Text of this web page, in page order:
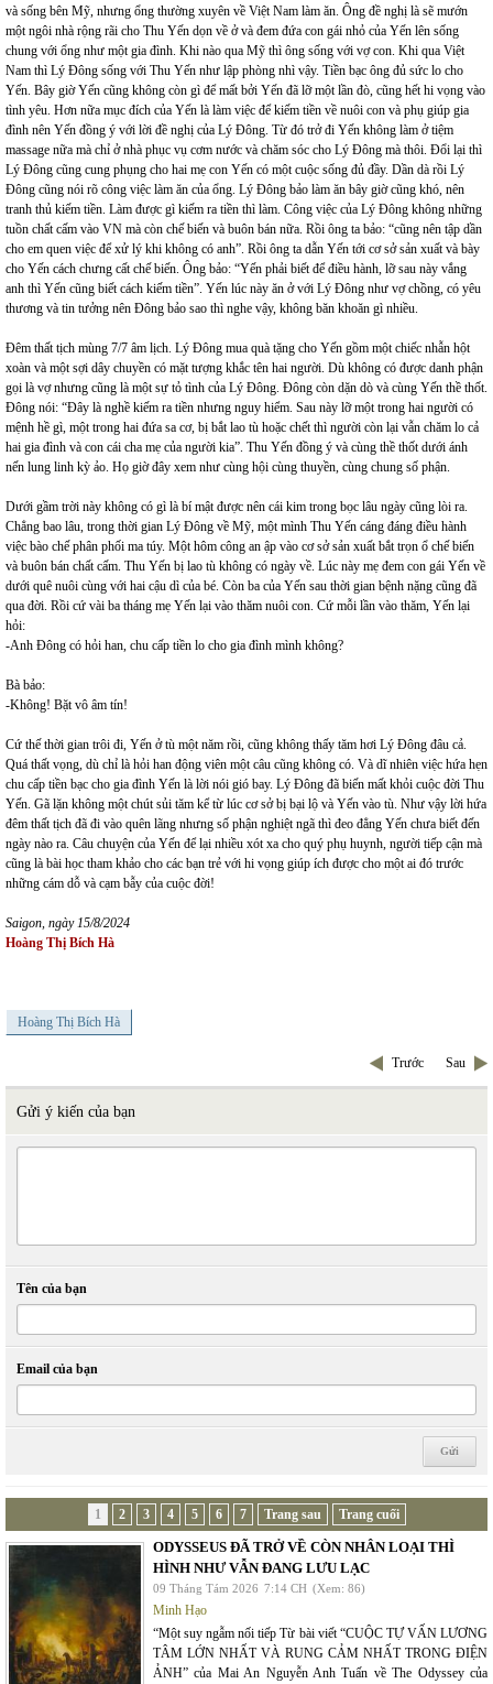
và sống bên Mỹ, nhưng ổng thường xuyên về Việt Nam làm ăn. Ông đề nghị là sẽ mướn
một ngôi nhà rộng rãi cho Thu Yến dọn về ở và đem đứa con gái nhỏ của Yến lên sống
chung với ổng như một gia đình. Khi nào qua Mỹ thì ông sống với vợ con. Khi qua Việt
Nam thì Lý Đông sống với Thu Yến như lập phòng nhì vậy. Tiền bạc ông đủ sức lo cho
Yến. Bây giờ Yến cũng không còn gì để mất bởi Yến đã lỡ một lần đò, cũng hết hi vọng vào
tình yêu. Hơn nữa mục đích của Yến là làm việc để kiếm tiền về nuôi con và phụ giúp gia
đình nên Yến đồng ý với lời đề nghị của Lý Đông. Từ đó trở đi Yến không làm ở tiệm
massage nữa mà chỉ ở nhà phục vụ cơm nước và chăm sóc cho Lý Đông mà thôi. Đổi lại thì
Lý Đông cũng cung phụng cho hai mẹ con Yến có một cuộc sống đủ đầy. Dần dà rồi Lý
Đông cũng nói rõ công việc làm ăn của ổng. Lý Đông bảo làm ăn bây giờ cũng khó, nên
tranh thủ kiếm tiền. Làm được gì kiếm ra tiền thì làm. Công việc của Lý Đông không những
tuồn chất cấm vào VN mà còn chế biến và buôn bán nữa. Rồi ông ta bảo: “cũng nên tập dần
cho em quen việc để xử lý khi không có anh”. Rồi ông ta dẫn Yến tới cơ sở sản xuất và bày
cho Yến cách chưng cất chế biến. Ông bảo: “Yến phải biết để điều hành, lỡ sau này vắng
anh thì Yến cũng biết cách kiếm tiền”. Yến lúc này ăn ở với Lý Đông như vợ chồng, có yêu
thương và tin tưởng nên Đông bảo sao thì nghe vậy, không băn khoăn gì nhiều.
Đêm thất tịch mùng 7/7 âm lịch. Lý Đông mua quà tặng cho Yến gồm một chiếc nhẫn hột
xoàn và một sợi dây chuyền có mặt tượng khắc tên hai người. Dù không có được danh phận
gọi là vợ nhưng cũng là một sự tỏ tình của Lý Đông. Đông còn dặn dò và cùng Yến thề thốt.
Đông nói: “Đây là nghề kiếm ra tiền nhưng nguy hiểm. Sau này lỡ một trong hai người có
mệnh hề gì, một trong hai đứa sa cơ, bị bắt lao tù hoặc chết thì người còn lại vẫn chăm lo cả
hai gia đình và con cái cha mẹ của người kia”. Thu Yến đồng ý và cùng thề thốt dưới ánh
nến lung linh kỳ ảo. Họ giờ đây xem như cùng hội cùng thuyền, cùng chung số phận.
Dưới gầm trời này không có gì là bí mật được nên cái kim trong bọc lâu ngày cũng lòi ra.
Chẳng bao lâu, trong thời gian Lý Đông về Mỹ, một mình Thu Yến cáng đáng điều hành
việc bào chế phân phối ma túy. Một hôm công an ập vào cơ sở sản xuất bắt trọn ổ chế biến
và buôn bán chất cấm. Thu Yến bị lao tù không có ngày về. Lúc này mẹ đem con gái Yến về
dưới quê nuôi cùng với hai cậu dì của bé. Còn ba của Yến sau thời gian bệnh nặng cũng đã
qua đời. Rồi cứ vài ba tháng mẹ Yến lại vào thăm nuôi con. Cứ mỗi lần vào thăm, Yến lại
hỏi:
-Anh Đông có hỏi han, chu cấp tiền lo cho gia đình mình không?
Bà bảo:
-Không! Bặt vô âm tín!
Cứ thế thời gian trôi đi, Yến ở tù một năm rồi, cũng không thấy tăm hơi Lý Đông đâu cả.
Quá thất vọng, dù chỉ là hỏi han động viên một câu cũng không có. Và dĩ nhiên việc hứa hẹn
chu cấp tiền bạc cho gia đình Yến là lời nói gió bay. Lý Đông đã biến mất khỏi cuộc đời Thu
Yến. Gã lặn không một chút sủi tăm kể từ lúc cơ sở bị bại lộ và Yến vào tù. Như vậy lời hứa
đêm thất tịch đã đi vào quên lãng nhưng số phận nghiệt ngã thì đeo đẳng Yến chưa biết đến
ngày nào ra. Câu chuyện của Yến để lại nhiều xót xa cho quý phụ huynh, người tiếp cận mà
cũng là bài học tham khảo cho các bạn trẻ với hi vọng giúp ích được cho một ai đó trước
những cám dỗ và cạm bẫy của cuộc đời!
Saigon, ngày 15/8/2024
Hoàng Thị Bích Hà
Hoàng Thị Bích Hà
Trước Sau
Gửi ý kiến của bạn
Tên của bạn
Email của bạn
1 2 3 4 5 6 7 Trang sau Trang cuối
ODYSSEUS ĐÃ TRỞ VỀ CÒN NHÂN LOẠI THÌ
HÌNH NHƯ VẪN ĐANG LƯU LẠC
09 Tháng Tám 2026 7:14 CH (Xem: 86)
Minh Hạo
“Một suy ngẫm nối tiếp Từ bài viết “CUỘC TỰ VẤN LƯƠNG
TÂM LỚN NHẤT VÀ RUNG CẢM NHẤT TRONG ĐIỆN
ẢNH” của Mai An Nguyễn Anh Tuấn về The Odyssey của